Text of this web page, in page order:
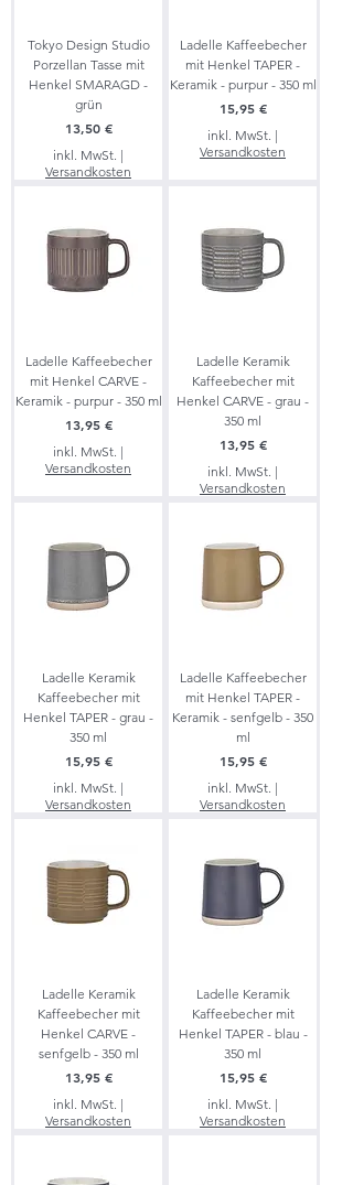
Tokyo Design Studio
Porzellan Tasse mit
Henkel SMARAGD -
grün
Preis
13,50 €
inkl. MwSt. |
Versandkosten
Ladelle Kaffeebecher
mit Henkel TAPER -
Keramik - purpur - 350 ml
Preis
15,95 €
inkl. MwSt. |
Versandkosten
Ladelle Kaffeebecher
mit Henkel CARVE -
Keramik - purpur - 350 ml
Preis
13,95 €
inkl. MwSt. |
Versandkosten
Ladelle Keramik
Kaffeebecher mit
Henkel CARVE - grau -
350 ml
Preis
13,95 €
inkl. MwSt. |
Versandkosten
Ladelle Keramik
Kaffeebecher mit
Henkel TAPER - grau -
350 ml
Preis
15,95 €
inkl. MwSt. |
Versandkosten
Ladelle Kaffeebecher
mit Henkel TAPER -
Keramik - senfgelb - 350
ml
Preis
15,95 €
inkl. MwSt. |
Versandkosten
Ladelle Keramik
Kaffeebecher mit
Henkel CARVE -
senfgelb - 350 ml
Preis
13,95 €
inkl. MwSt. |
Versandkosten
Ladelle Keramik
Kaffeebecher mit
Henkel TAPER - blau -
350 ml
Preis
15,95 €
inkl. MwSt. |
Versandkosten